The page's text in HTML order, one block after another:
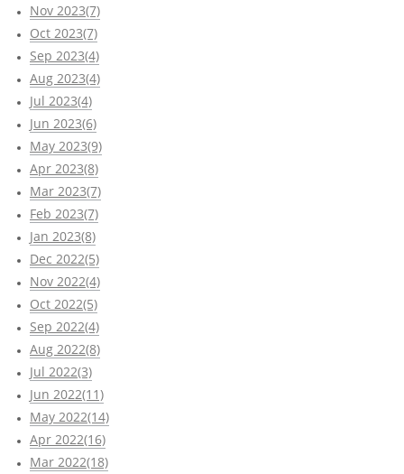
Nov 2023(7)
Oct 2023(7)
Sep 2023(4)
Aug 2023(4)
Jul 2023(4)
Jun 2023(6)
May 2023(9)
Apr 2023(8)
Mar 2023(7)
Feb 2023(7)
Jan 2023(8)
Dec 2022(5)
Nov 2022(4)
Oct 2022(5)
Sep 2022(4)
Aug 2022(8)
Jul 2022(3)
Jun 2022(11)
May 2022(14)
Apr 2022(16)
Mar 2022(18)